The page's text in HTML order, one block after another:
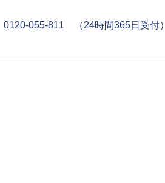
0120-055-811 （24時間365日受付）